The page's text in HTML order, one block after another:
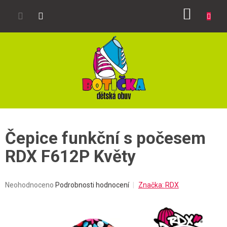
Čepice funkční s počesem
RDX F612P Květy
Průměrné
Neohodnoceno Podrobnosti hodnocení Značka: RDX